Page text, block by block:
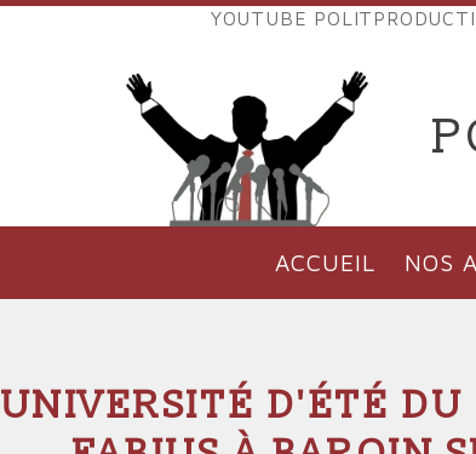
EXTERNES
VERS
YOUTUBE
ACCUEIL NOS
UNIVERSITÉ D'ÉTÉ